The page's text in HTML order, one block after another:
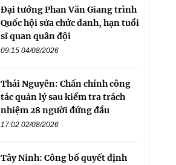
Đại tướng Phan Văn Giang trình
Quốc hội sửa chức danh, hạn tuổi
sĩ quan quân đội
09:15 04/08/2026
Thái Nguyên: Chấn chỉnh công
tác quản lý sau kiểm tra trách
nhiệm 28 người đứng đầu
17:02 02/08/2026
Tây Ninh: Công bố quyết định